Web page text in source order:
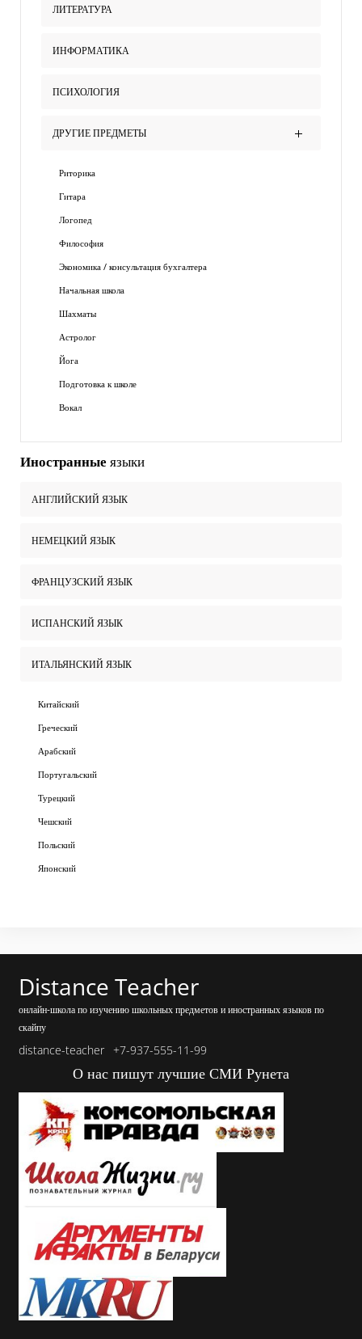
ЛИТЕРАТУРА
ИНФОРМАТИКА
ПСИХОЛОГИЯ
ДРУГИЕ ПРЕДМЕТЫ
Риторика
Гитара
Логопед
Философия
Экономика / консультация бухгалтера
Начальная школа
Шахматы
Астролог
Йога
Подготовка к школе
Вокал
Иностранные языки
АНГЛИЙСКИЙ ЯЗЫК
НЕМЕЦКИЙ ЯЗЫК
ФРАНЦУЗСКИЙ ЯЗЫК
ИСПАНСКИЙ ЯЗЫК
ИТАЛЬЯНСКИЙ ЯЗЫК
Китайский
Греческий
Арабский
Португальский
Турецкий
Чешский
Польский
Японский
Distance Teacher
онлайн-школа по изучению школьных предметов и иностранных языков по
скайпу
distance-teacher +7-937-555-11-99
О нас пишут лучшие СМИ Рунета